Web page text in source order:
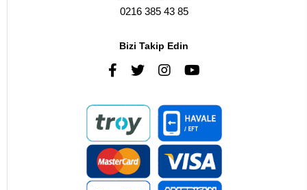
0216 385 43 85
Bizi Takip Edin